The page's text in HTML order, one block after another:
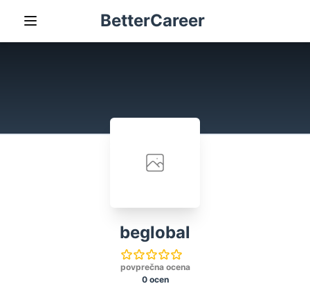
BetterCareer
beglobal
povprečna ocena
0 ocen